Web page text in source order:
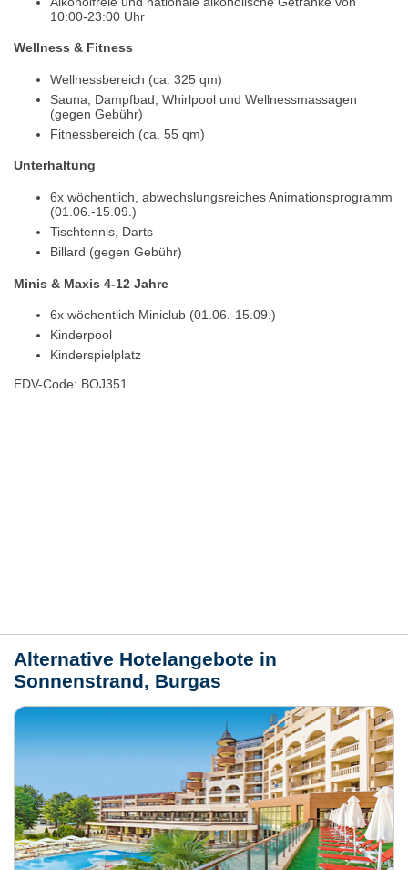
10:00-23:00 Uhr
Wellness & Fitness
Wellnessbereich (ca. 325 qm)
Sauna, Dampfbad, Whirlpool und Wellnessmassagen
(gegen Gebühr)
Fitnessbereich (ca. 55 qm)
Unterhaltung
6x wöchentlich, abwechslungsreiches Animationsprogramm
(01.06.-15.09.)
Tischtennis, Darts
Billard (gegen Gebühr)
Minis & Maxis 4-12 Jahre
6x wöchentlich Miniclub (01.06.-15.09.)
Kinderpool
Kinderspielplatz
EDV-Code: BOJ351
Alternative Hotelangebote in
Sonnenstrand, Burgas